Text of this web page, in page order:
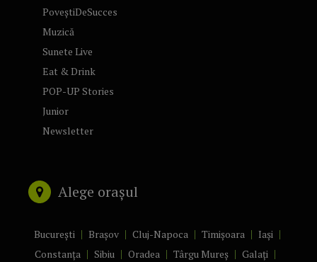
PoveștiDeSucces
Muzică
Sunete Live
Eat & Drink
POP-UP Stories
Junior
Newsletter
Alege orașul
București Brașov Cluj-Napoca Timișoara
Iași
Constanța
Sibiu Oradea Târgu Mureș
Galați